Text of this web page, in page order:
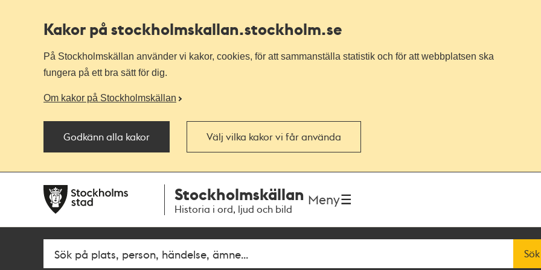
Kakor på stockholmskallan.stockholm.se
På Stockholmskällan använder vi kakor, cookies, för att sammanställa statistik och för att webbplatsen ska
fungera på ett bra sätt för dig.
Om kakor på Stockholmskällan
Godkänn alla kakor Välj vilka kakor vi får använda
navigationen
huvudinnehållet
Stockholmskällan
Historia i ord, ljud och bild
Meny
Fritextsök Sök